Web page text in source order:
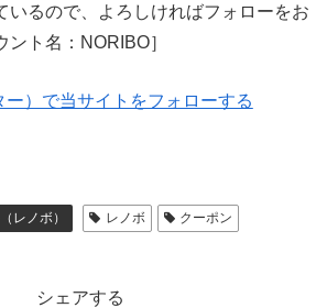
いるので、よろしければフォローをお
ト名：NORIBO］
ー）で当サイトをフォローする
レノボ） レノボ
クーポン
シェアする